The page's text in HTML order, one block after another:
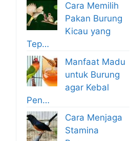
Cara Memilih
Pakan Burung
Kicau yang
Tep…
Manfaat Madu
untuk Burung
agar Kebal
Pen…
Cara Menjaga
Stamina